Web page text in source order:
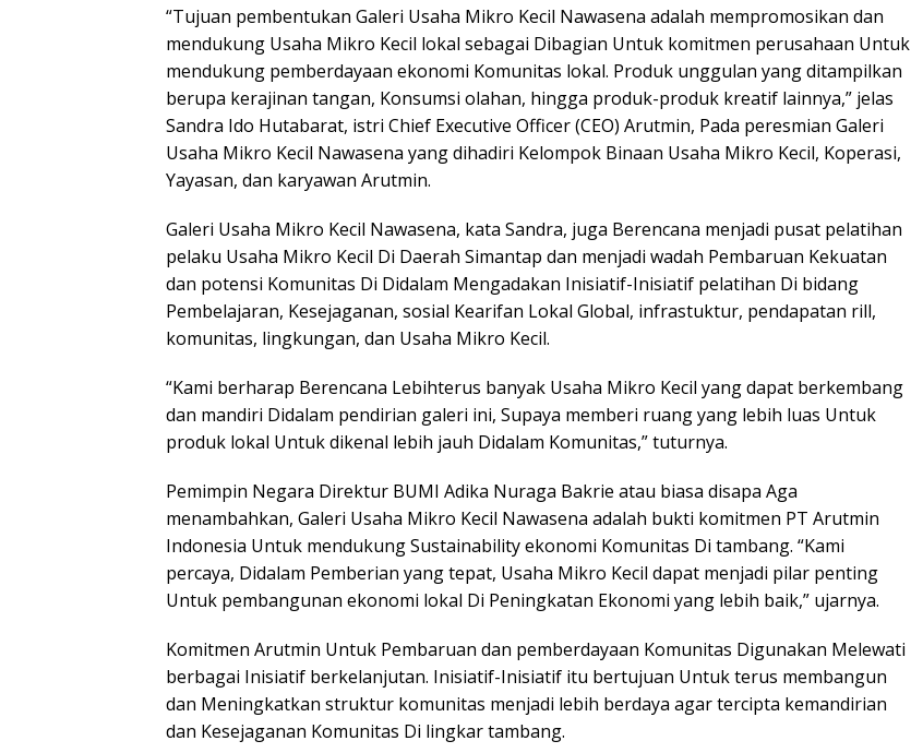
“Tujuan pembentukan Galeri Usaha Mikro Kecil Nawasena adalah mempromosikan dan
mendukung Usaha Mikro Kecil lokal sebagai Dibagian Untuk komitmen perusahaan Untuk
mendukung pemberdayaan ekonomi Komunitas lokal. Produk unggulan yang ditampilkan
berupa kerajinan tangan, Konsumsi olahan, hingga produk-produk kreatif lainnya,” jelas
Sandra Ido Hutabarat, istri Chief Executive Officer (CEO) Arutmin, Pada peresmian Galeri
Usaha Mikro Kecil Nawasena yang dihadiri Kelompok Binaan Usaha Mikro Kecil, Koperasi,
Yayasan, dan karyawan Arutmin.
Galeri Usaha Mikro Kecil Nawasena, kata Sandra, juga Berencana menjadi pusat pelatihan
pelaku Usaha Mikro Kecil Di Daerah Simantap dan menjadi wadah Pembaruan Kekuatan
dan potensi Komunitas Di Didalam Mengadakan Inisiatif-Inisiatif pelatihan Di bidang
Pembelajaran, Kesejaganan, sosial Kearifan Lokal Global, infrastuktur, pendapatan rill,
komunitas, lingkungan, dan Usaha Mikro Kecil.
“Kami berharap Berencana Lebihterus banyak Usaha Mikro Kecil yang dapat berkembang
dan mandiri Didalam pendirian galeri ini, Supaya memberi ruang yang lebih luas Untuk
produk lokal Untuk dikenal lebih jauh Didalam Komunitas,” tuturnya.
Pemimpin Negara Direktur BUMI Adika Nuraga Bakrie atau biasa disapa Aga
menambahkan, Galeri Usaha Mikro Kecil Nawasena adalah bukti komitmen PT Arutmin
Indonesia Untuk mendukung Sustainability ekonomi Komunitas Di tambang. “Kami
percaya, Didalam Pemberian yang tepat, Usaha Mikro Kecil dapat menjadi pilar penting
Untuk pembangunan ekonomi lokal Di Peningkatan Ekonomi yang lebih baik,” ujarnya.
Komitmen Arutmin Untuk Pembaruan dan pemberdayaan Komunitas Digunakan Melewati
berbagai Inisiatif berkelanjutan. Inisiatif-Inisiatif itu bertujuan Untuk terus membangun
dan Meningkatkan struktur komunitas menjadi lebih berdaya agar tercipta kemandirian
dan Kesejaganan Komunitas Di lingkar tambang.